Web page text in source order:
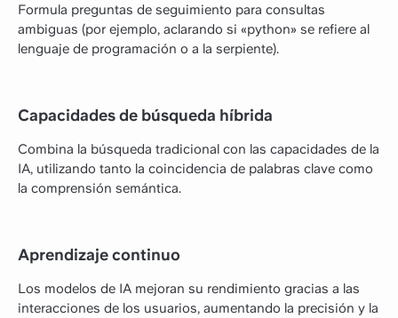
Formula preguntas de seguimiento para consultas
ambiguas (por ejemplo, aclarando si «python» se refiere al
lenguaje de programación o a la serpiente).
Capacidades de búsqueda híbrida
Combina la búsqueda tradicional con las capacidades de la
IA, utilizando tanto la coincidencia de palabras clave como
la comprensión semántica.
Aprendizaje continuo
Los modelos de IA mejoran su rendimiento gracias a las
interacciones de los usuarios, aumentando la precisión y la